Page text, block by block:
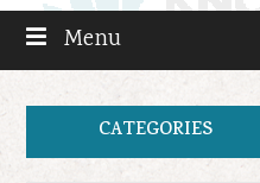
Menu
CATEGORIES